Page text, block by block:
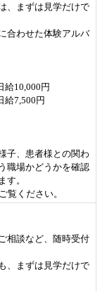
、まずは見学だけで
合わせた体験アルバ
給10,000円
給7,500円
子、患者様との関わ
職場かどうかを確認
す。
覧ください。
相談など、随時受付
、まずは見学だけで